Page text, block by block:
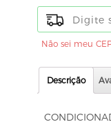
Não sei meu
Descrição